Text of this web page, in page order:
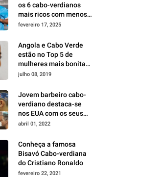
os 6 cabo-verdianos
mais ricos com menos
de 35 anos
fevereiro 17, 2025
Angola e Cabo Verde
estão no Top 5 de
mulheres mais bonitas
da África
julho 08, 2019
Jovem barbeiro cabo-
verdiano destaca-se
nos EUA com os seus
cortes milimétricos e
empreendedorismo
abril 01, 2022
Conheça a famosa
Bisavó Cabo-verdiana
do Cristiano Ronaldo
fevereiro 22, 2021